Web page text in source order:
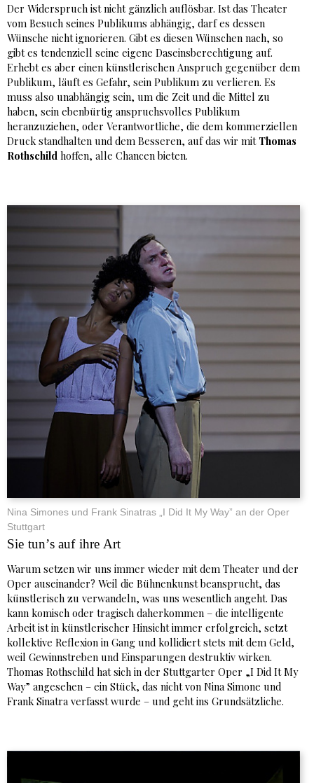
Der Widerspruch ist nicht gänzlich auflösbar. Ist das Theater
vom Besuch seines Publikums abhängig, darf es dessen
Wünsche nicht ignorieren. Gibt es diesen Wünschen nach, so
gibt es tendenziell seine eigene Daseinsberechtigung auf.
Erhebt es aber einen künstlerischen Anspruch gegenüber dem
Publikum, läuft es Gefahr, sein Publikum zu verlieren. Es
muss also unabhängig sein, um die Zeit und die Mittel zu
haben, sein ebenbürtig anspruchsvolles Publikum
heranzuziehen, oder Verantwortliche, die dem kommerziellen
Druck standhalten und dem Besseren, auf das wir mit Thomas
Rothschild hoffen, alle Chancen bieten.
Nina Simones und Frank Sinatras „I Did It My Way” an der Oper
Stuttgart
Sie tun’s auf ihre Art
Warum setzen wir uns immer wieder mit dem Theater und der
Oper auseinander? Weil die Bühnenkunst beansprucht, das
künstlerisch zu verwandeln, was uns wesentlich angeht. Das
kann komisch oder tragisch daherkommen – die intelligente
Arbeit ist in künstlerischer Hinsicht immer erfolgreich, setzt
kollektive Reflexion in Gang und kollidiert stets mit dem Geld,
weil Gewinnstreben und Einsparungen destruktiv wirken.
Thomas Rothschild hat sich in der Stuttgarter Oper „I Did It My
Way” angesehen – ein Stück, das nicht von Nina Simone und
Frank Sinatra verfasst wurde – und geht ins Grundsätzliche.